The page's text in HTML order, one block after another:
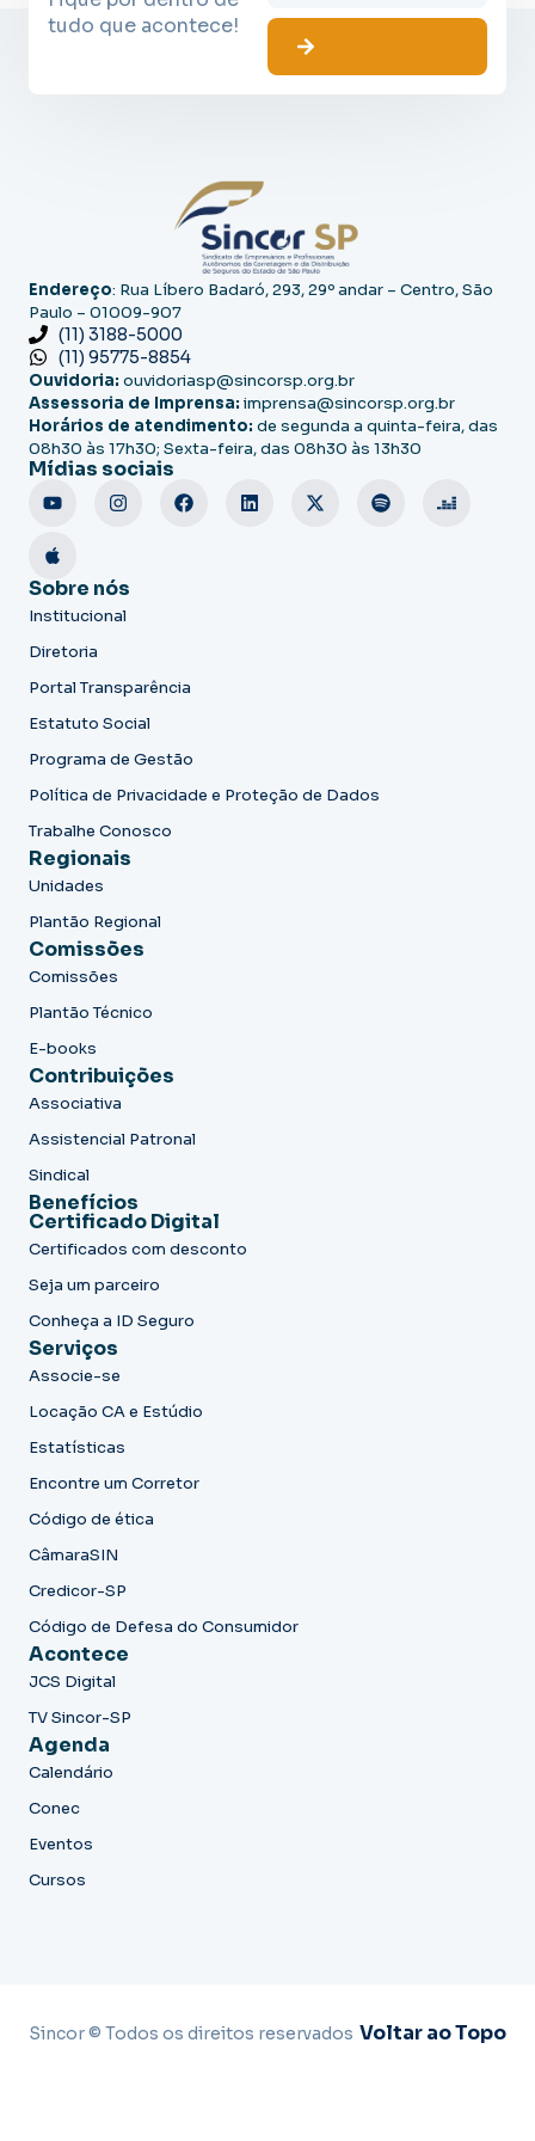
tudo que acontece!
Endereço: Rua Líbero Badaró, 293, 29º andar – Centro, São
Paulo – 01009-907
(11) 3188-5000
(11) 95775-8854
Ouvidoria: ouvidoriasp@sincorsp.org.br
Assessoria de Imprensa: imprensa@sincorsp.org.br
Horários de atendimento: de segunda a quinta-feira, das
08h30 às 17h30; Sexta-feira, das 08h30 às 13h30
Mídias sociais
Sobre nós
Institucional
Diretoria
Portal Transparência
Estatuto Social
Programa de Gestão
Política de Privacidade e Proteção de Dados
Trabalhe Conosco
Regionais
Unidades
Plantão Regional
Comissões
Comissões
Plantão Técnico
E-books
Contribuições
Associativa
Assistencial Patronal
Sindical
Benefícios
Certificado Digital
Certificados com desconto
Seja um parceiro
Conheça a ID Seguro
Serviços
Associe-se
Locação CA e Estúdio
Estatísticas
Encontre um Corretor
Código de ética
CâmaraSIN
Credicor-SP
Código de Defesa do Consumidor
Acontece
JCS Digital
TV Sincor-SP
Agenda
Calendário
Conec
Eventos
Cursos
Sincor © Todos os direitos reservados Voltar ao Topo